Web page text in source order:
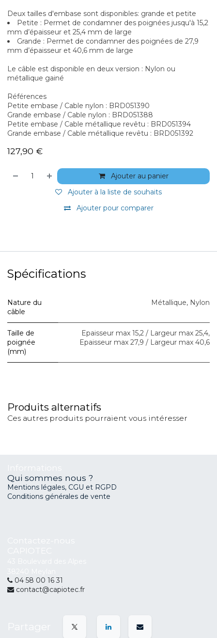
Deux tailles d'embase sont disponibles: grande et petite
Petite : Permet de condamner des poignées jusqu'à 15,2
mm d’épaisseur et 25,4 mm de large
Grande : Permet de condamner des poignées de 27,9
mm d’épaisseur et 40,6 mm de large
Le câble est disponible en deux version : Nylon ou
métallique gainé
Références
Petite embase / Cable nylon : BRD051390
Grande embase / Cable nylon : BRD051388
Petite embase / Cable métallique revêtu : BRD051394
Grande embase / Cable métallique revêtu : BRD051392
127,90 €
Ajouter au panier
Ajouter pour comparer
Ajouter à la liste de souhaits
Spécifications
Nature du
câble
Métallique, Nylon
Taille de
poignée
(mm)
Epaisseur max 15,2 / Largeur max 25,4,
Epaisseur max 27,9 / Largeur max 40,6
Produits alternatifs
Ces autres produits pourraient vous intéresser
Qui sommes nous ?
Mentions légales, CGU et RGPD
Conditions générales de vente
04 58 00 16 31
contact@capiotec.fr